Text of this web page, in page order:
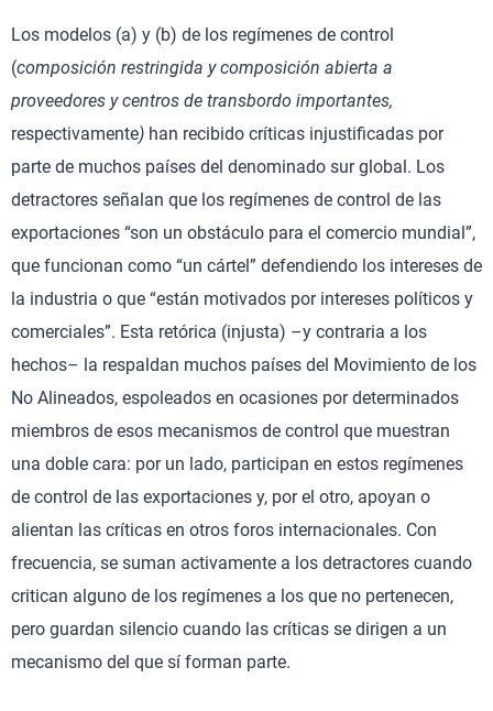
Los modelos (a) y (b) de los regímenes de control
(composición restringida y composición abierta a
proveedores y centros de transbordo importantes,
respectivamente) han recibido críticas injustificadas por
parte de muchos países del denominado sur global. Los
detractores señalan que los regímenes de control de las
exportaciones “son un obstáculo para el comercio mundial”,
que funcionan como “un cártel” defendiendo los intereses de
la industria o que “están motivados por intereses políticos y
comerciales”. Esta retórica (injusta) –y contraria a los
hechos– la respaldan muchos países del Movimiento de los
No Alineados, espoleados en ocasiones por determinados
miembros de esos mecanismos de control que muestran
una doble cara: por un lado, participan en estos regímenes
de control de las exportaciones y, por el otro, apoyan o
alientan las críticas en otros foros internacionales. Con
frecuencia, se suman activamente a los detractores cuando
critican alguno de los regímenes a los que no pertenecen,
pero guardan silencio cuando las críticas se dirigen a un
mecanismo del que sí forman parte.